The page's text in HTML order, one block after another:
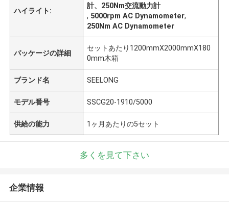
ハイライト:
計、250Nm交流動力計
, 5000rpm AC Dynamometer,
250Nm AC Dynamometer
パッケージの詳細
セットあたり1200mmX2000mmX180
0mm木箱
ブランド名 SEELONG
モデル番号 SSCG20-1910/5000
供給の能力 1ヶ月あたりの5セット
多くを見て下さい
企業情報